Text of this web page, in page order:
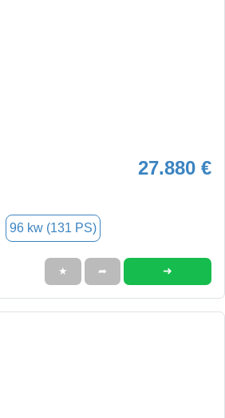
27.880 €
96 kw (131 PS)
★ ➦ ➜